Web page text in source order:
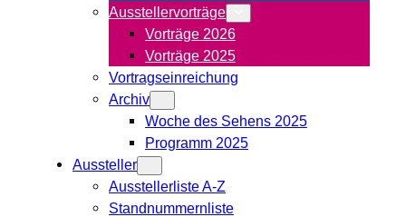
Ausstellervorträge
Vorträge 2026
Vorträge 2025
Vortragseinreichung
Archiv
Woche des Sehens 2025
Programm 2025
Aussteller
Ausstellerliste A-Z
Standnummernliste